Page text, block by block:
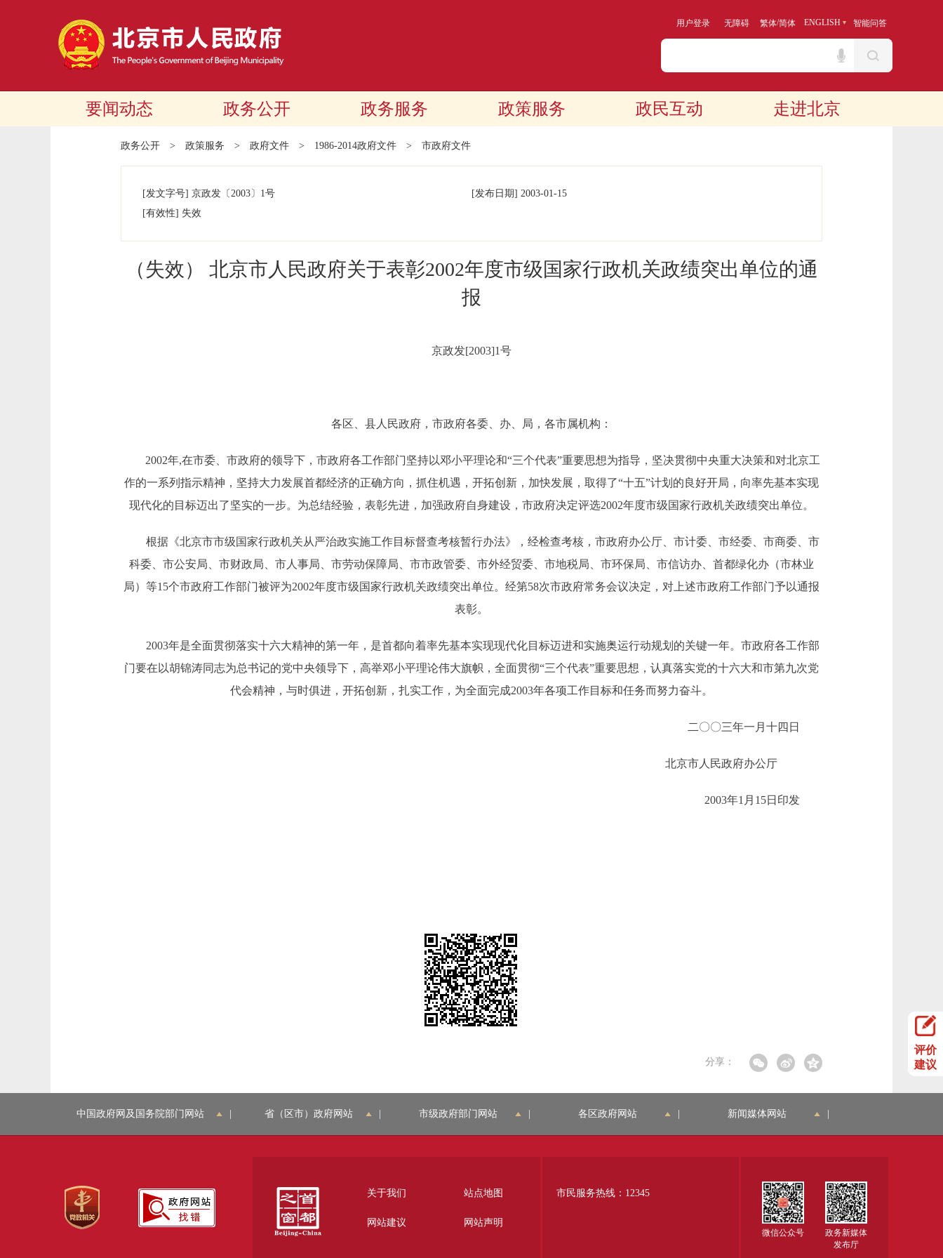
用户登录 无障碍 繁体/简体 ENGLISH 智能问答
要闻动态 政务公开 政务服务 政策服务 政民互动 走进北京
政务公开 > 政策服务 > 政府文件 > 1986-2014政府文件 > 市政府文件
[发文字号] 京政发 〔2003〕 1号 [发布日期] 2003-01-15
[有效性] 失效
（失效） 北京市人民政府关于表彰2002年度市级国家行政机关政绩突出单位的通
报
京政发[2003]1号
各区、县人民政府，市政府各委、办、局，各市属机构：
2002年,在市委、市政府的领导下，市政府各工作部门坚持以邓小平理论和“三个代表”重要思想为指导，坚决贯彻中央重大决策和对北京工
作的一系列指示精神，坚持大力发展首都经济的正确方向，抓住机遇，开拓创新，加快发展，取得了“十五”计划的良好开局，向率先基本实现
现代化的目标迈出了坚实的一步。为总结经验，表彰先进，加强政府自身建设，市政府决定评选2002年度市级国家行政机关政绩突出单位。
根据《北京市市级国家行政机关从严治政实施工作目标督查考核暂行办法》，经检查考核，市政府办公厅、市计委、市经委、市商委、市
科委、市公安局、市财政局、市人事局、市劳动保障局、市市政管委、市外经贸委、市地税局、市环保局、市信访办、首都绿化办（市林业
局）等15个市政府工作部门被评为2002年度市级国家行政机关政绩突出单位。经第58次市政府常务会议决定，对上述市政府工作部门予以通报
表彰。
2003年是全面贯彻落实十六大精神的第一年，是首都向着率先基本实现现代化目标迈进和实施奥运行动规划的关键一年。市政府各工作部
门要在以胡锦涛同志为总书记的党中央领导下，高举邓小平理论伟大旗帜，全面贯彻“三个代表”重要思想，认真落实党的十六大和市第九次党
代会精神，与时俱进，开拓创新，扎实工作，为全面完成2003年各项工作目标和任务而努力奋斗。
二〇〇三年一月十四日
北京市人民政府办公厅
2003年1月15日印发
分享：
评价
建议
中国政府网及国务院部门网站 省（区市）政府网站 市级政府部门网站 各区政府网站 新闻媒体网站
关于我们 站点地图
网站建议 网站声明
市民服务热线：12345
微信公众号
政务新媒体
发布厅